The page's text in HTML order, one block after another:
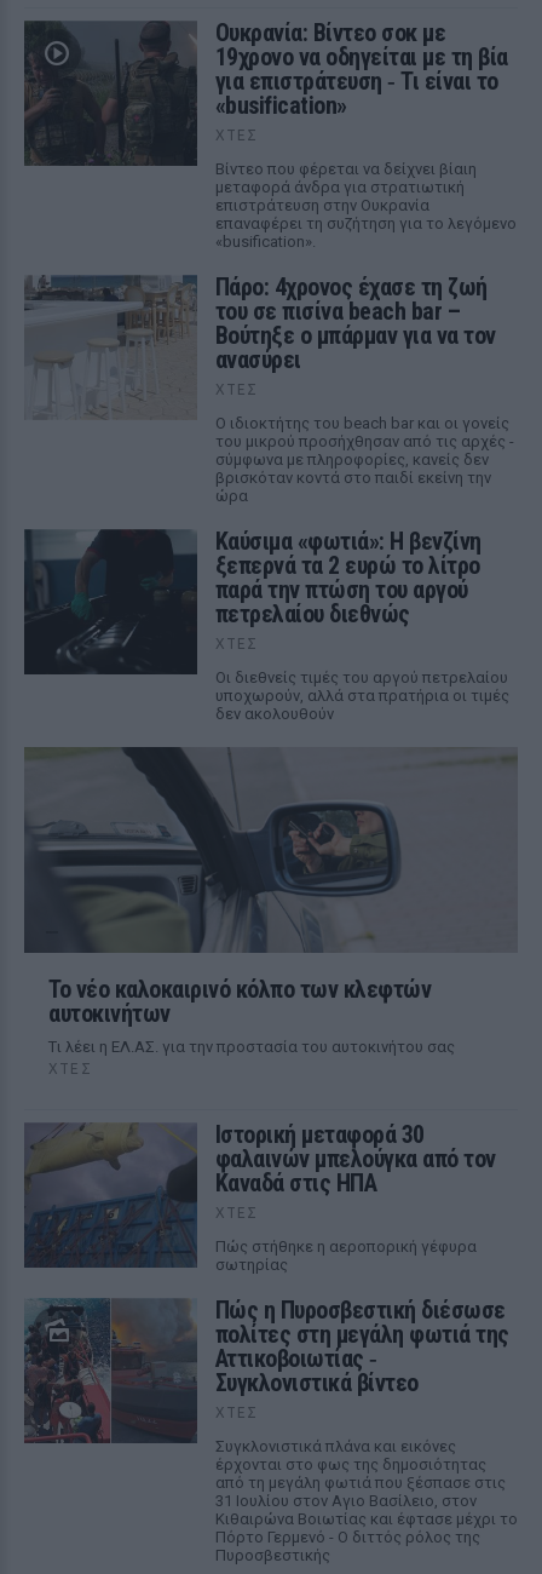
Ουκρανία: Βίντεο σοκ με
19χρονο να οδηγείται με τη βία
για επιστράτευση ‑ Τι είναι το
«busification»
ΧΤΕΣ
Βίντεο που φέρεται να δείχνει βίαιη
μεταφορά άνδρα για στρατιωτική
επιστράτευση στην Ουκρανία
επαναφέρει τη συζήτηση για το λεγόμενο
«busification».
Πάρο: 4χρονος έχασε τη ζωή
του σε πισίνα beach bar –
Βούτηξε ο μπάρμαν για να τον
ανασύρει
ΧΤΕΣ
Ο ιδιοκτήτης του beach bar και οι γονείς
του μικρού προσήχθησαν από τις αρχές -
σύμφωνα με πληροφορίες, κανείς δεν
βρισκόταν κοντά στο παιδί εκείνη την
ώρα
Καύσιμα «φωτιά»: Η βενζίνη
ξεπερνά τα 2 ευρώ το λίτρο
παρά την πτώση του αργού
πετρελαίου διεθνώς
ΧΤΕΣ
Οι διεθνείς τιμές του αργού πετρελαίου
υποχωρούν, αλλά στα πρατήρια οι τιμές
δεν ακολουθούν
Το νέο καλοκαιρινό κόλπο των κλεφτών
αυτοκινήτων
Tι λέει η ΕΛ.ΑΣ. για την προστασία του αυτοκινήτου σας
ΧΤΕΣ
Ιστορική μεταφορά 30
φαλαινών μπελούγκα από τον
Καναδά στις ΗΠΑ
ΧΤΕΣ
Πώς στήθηκε η αεροπορική γέφυρα
σωτηρίας
Πώς η Πυροσβεστική διέσωσε
πολίτες στη μεγάλη φωτιά της
Αττικοβοιωτίας ‑
Συγκλονιστικά βίντεο
ΧΤΕΣ
Συγκλονιστικά πλάνα και εικόνες
έρχονται στο φως της δημοσιότητας
από τη μεγάλη φωτιά που ξέσπασε στις
31 Ιουλίου στον Αγιο Βασίλειο, στον
Κιθαιρώνα Βοιωτίας και έφτασε μέχρι το
Πόρτο Γερμενό - Ο διττός ρόλος της
Πυροσβεστικής